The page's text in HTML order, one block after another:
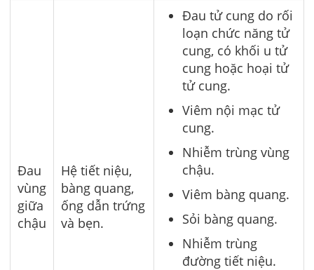
Đau
vùng
giữa
chậu
Hệ tiết niệu,
bàng quang,
ống dẫn trứng
và bẹn.
Đau tử cung do rối
loạn chức năng tử
cung, có khối u tử
cung hoặc hoại tử
tử cung.
Viêm nội mạc tử
cung.
Nhiễm trùng vùng
chậu.
Viêm bàng quang.
Sỏi bàng quang.
Nhiễm trùng
đường tiết niệu.